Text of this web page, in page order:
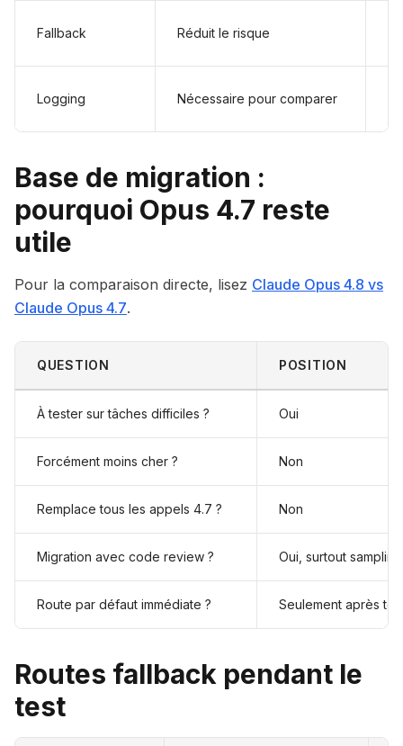
Fallback Réduit le risque
Logging Nécessaire pour comparer
Base de migration :
pourquoi Opus 4.7 reste
utile
Pour la comparaison directe, lisez Claude Opus 4.8 vs
Claude Opus 4.7.
QUESTION POSITION
À tester sur tâches difficiles ? Oui
Forcément moins cher ? Non
Remplace tous les appels 4.7 ? Non
Migration avec code review ? Oui, surtout
Route par défaut immédiate ? Seulement après
Routes fallback pendant le
test